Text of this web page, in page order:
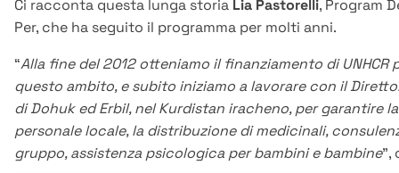
Ci racconta questa lunga storia Lia Pastorelli, Program
Per, che ha seguito il programma per molti anni.
“Alla fine del 2012 otteniamo il finanziamento di UNHCR
questo ambito, e subito iniziamo a lavorare con il
di Dohuk ed Erbil, nel Kurdistan iracheno, per garantire
personale locale, la distribuzione di medicinali,
gruppo, assistenza psicologica per bambini e bambine”,